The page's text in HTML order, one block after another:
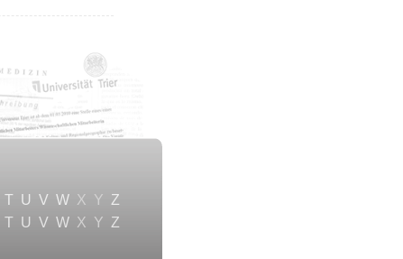
T U V W X Y Z
T U V W X Y Z